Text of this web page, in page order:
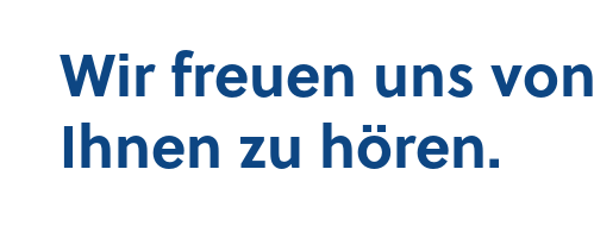
Wir freuen uns von
Ihnen zu hören.